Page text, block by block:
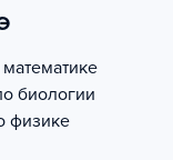
биологии
физике